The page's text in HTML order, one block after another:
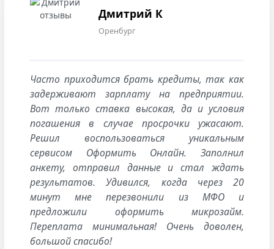
Дмитрий К
Оренбург
Часто приходится брать кредиты, так как
задерживают зарплату на предприятии.
Вот только ставка высокая, да и условия
погашения в случае просрочки ужасают.
Решил воспользоваться уникальным
сервисом Оформить Онлайн. Заполнил
анкету, отправил данные и стал ждать
результатов. Удивился, когда через 20
минут мне перезвонили из МФО и
предложили оформить микрозайм.
Переплата минимальная! Очень доволен,
большой спасибо!